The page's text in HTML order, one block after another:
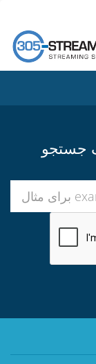
جستجو